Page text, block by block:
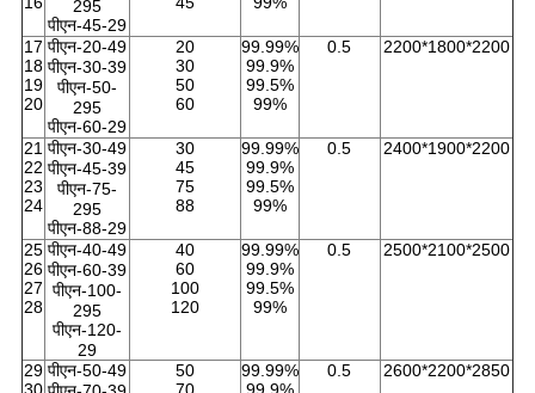
295
पीएन-45-29
17
18
19
20
पीएन-20-49
पीएन-30-39
पीएन-50-
295
पीएन-60-29
20
30
50
60
99.99%
99.9%
99.5%
99%
0.5 2200*1800*2200
21
22
23
24
पीएन-30-49
पीएन-45-39
पीएन-75-
295
पीएन-88-29
30
45
75
88
99.99%
99.9%
99.5%
99%
0.5 2400*1900*2200
25
26
27
28
पीएन-40-49
पीएन-60-39
पीएन-100-
295
पीएन-120-
29
40
60
100
120
99.99%
99.9%
99.5%
99%
0.5 2500*2100*2500
29 पीएन-50-49
50
99.99%
0.5 2600*2200*2850